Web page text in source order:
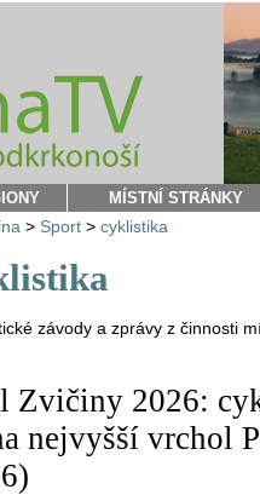
MÍSTNÍ STRÁNKY
> Sport > cyklistika
závody a zprávy z činnosti
Zvičiny 2026:
nejvyšší vrchol